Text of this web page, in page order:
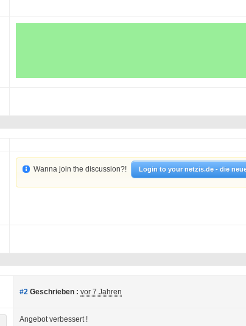
Wanna join the discussion?! Login to your netzis.de - die
#2 Geschrieben : vor 7 Jahren
Angebot verbessert !